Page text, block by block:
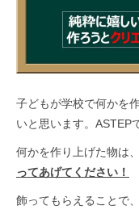
子どもが学校で何かを
いと思います。ASTEP
何かを作り上げた物は、
ってあげてください！
飾ってもらえることで